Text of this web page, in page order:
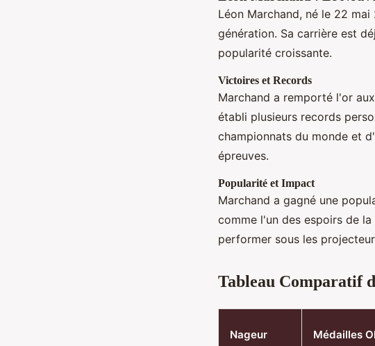
Léon Marchand, né le 22
génération. Sa carrière est
popularité croissante.
Victoires et Records
Marchand a remporté l'or
établi plusieurs records
championnats du monde et
épreuves.
Popularité et Impact
Marchand a gagné une
comme l'un des espoirs de
performer sous les
Tableau Comparatif
Nageur Médailles